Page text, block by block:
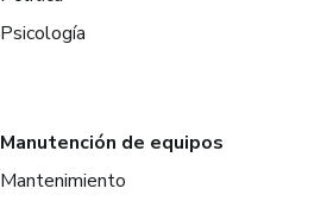
Psicología
Manutención de equipos
Mantenimiento